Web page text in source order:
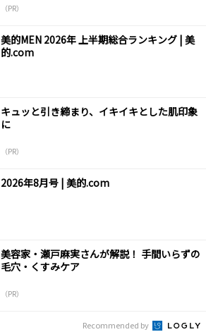
（PR）
美的MEN 2026年 上半期総合ランキング | 美
的.com
キュッと引き締まり、イキイキとした肌印象
に
（PR）
2026年8月号 | 美的.com
美容家・瀬戸麻実さんが解説！ 手間いらずの
毛穴・くすみケア
（PR）
Recommended by